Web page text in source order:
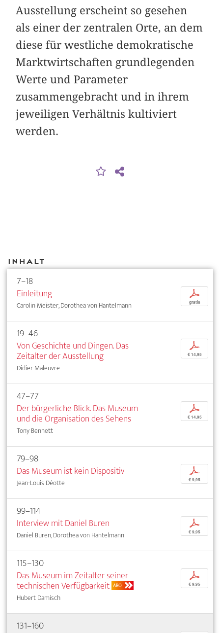
Ausstellung erscheint so gesehen
als einer der zentralen Orte, an dem
diese für westliche demokratische
Marktwirtschaften grundlegenden
Werte und Parameter
zusammengebracht und in ihrem
jeweiligen Verhältnis kultiviert
werden.
Inhalt
7–18
Einleitung
Carolin Meister, Dorothea von Hantelmann
p
gratis
19–46
Von Geschichte und Dingen. Das
Zeitalter der Ausstellung
Didier Maleuvre
p
€ 14,95
47–77
Der bürgerliche Blick. Das Museum
und die Organisation des Sehens
Tony Bennett
p
€ 14,95
79–98
Das Museum ist kein Dispositiv
Jean-Louis Déotte
p
€ 9,95
99–114
Interview mit Daniel Buren
Daniel Buren, Dorothea von Hantelmann
p
€ 9,95
115–130
Das Museum im Zeitalter seiner
technischen Verfügbarkeit ABO
Hubert Damisch
p
€ 9,95
131–160